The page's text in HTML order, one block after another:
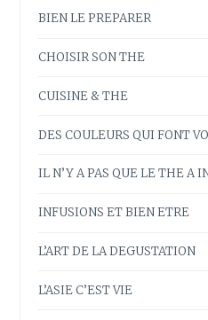
BIEN LE PREPARER
CHOISIR SON THE
CUISINE & THE
DES COULEURS QUI FONT
IL N’Y A PAS QUE LE THE A
INFUSIONS ET BIEN ETRE
L’ART DE LA DEGUSTATION
L’ASIE C’EST VIE